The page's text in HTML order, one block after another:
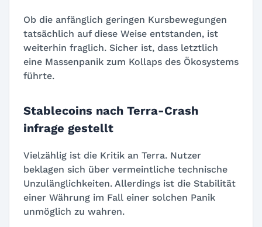
Ob die anfänglich geringen Kursbewegungen
tatsächlich auf diese Weise entstanden, ist
weiterhin fraglich. Sicher ist, dass letztlich
eine Massenpanik zum Kollaps des Ökosystems
führte.
Stablecoins nach Terra-Crash
infrage gestellt
Vielzählig ist die Kritik an Terra. Nutzer
beklagen sich über vermeintliche technische
Unzulänglichkeiten. Allerdings ist die Stabilität
einer Währung im Fall einer solchen Panik
unmöglich zu wahren.